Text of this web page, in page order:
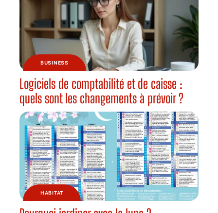
BUSINESS
Logiciels de comptabilité et de caisse :
quels sont les changements à prévoir ?
HABITAT